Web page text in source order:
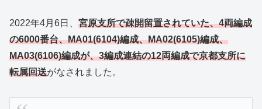
2022年4月6日、 宮原支所で疎開留置されていた、4両編成
の6000番台、MA01(6104)編成、MA02(6105)編成、
MA03(6106)編成が、3編成連結の12両編成で京都支所に
転属回送がなされました。